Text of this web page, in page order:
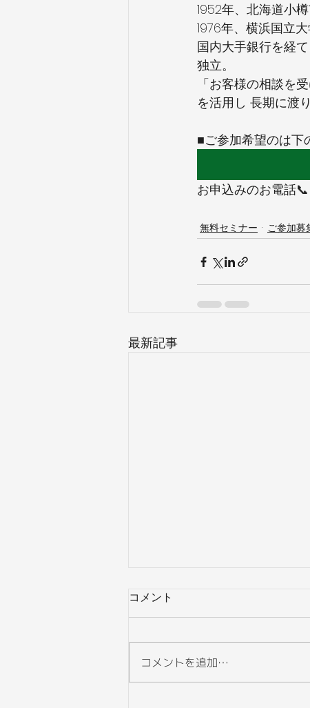
1952年、北海道小樽
1976年、横浜国立
国内大手銀行を経
独立。
「お客様の相談を
を活用し 長期に渡
■ご参加希望のは下
お申込みのお電話📞
無料セミナー ご参加募
最新記事
コメント
コメントを追加…